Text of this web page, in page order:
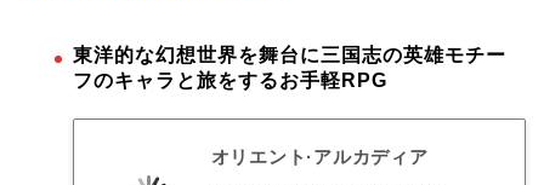
東洋的な幻想世界を舞台に三国志の英雄モチー
フのキャラと旅をするお手軽RPG
オリエント·アルカディア